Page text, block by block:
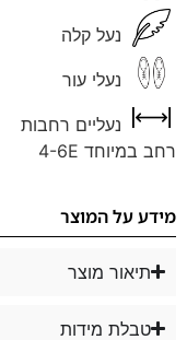
נעל קלה
נעלי עור
נעליים רחבות
רחב במיוחד 4-6E
מידע על המוצר
תיאור מוצר
טבלת מידות